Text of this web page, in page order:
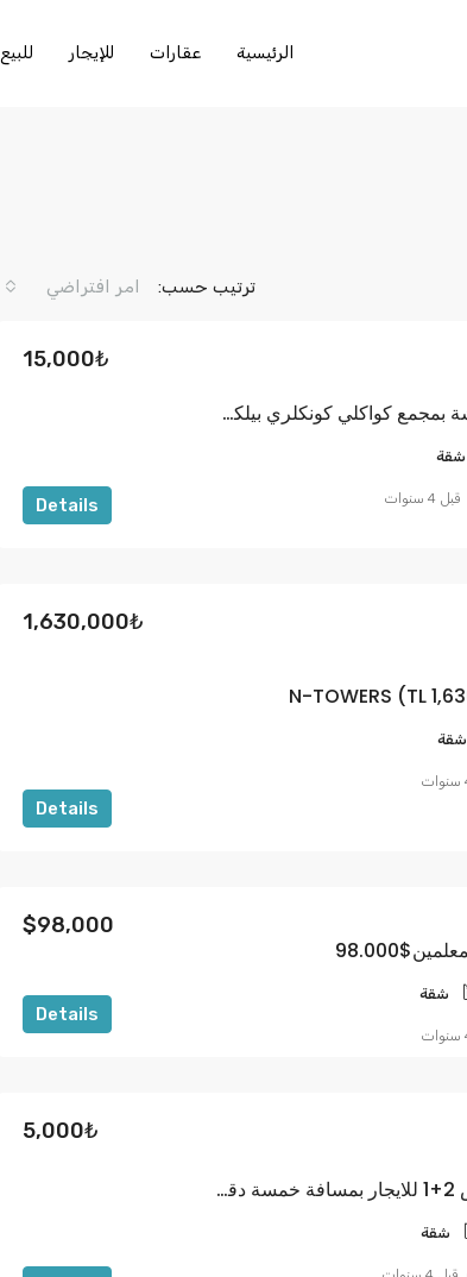
الرئيسية عقارات للإيجار للبيع
ترتيب حسب: امر افتراضي
شقه للايجار3+1 مفروشة بمجمع كواكلي كونكلري بيلكدوزو
15,000₺
شقة
Details قبل 4 سنوات
1,630,000₺
شقة
Details
$98,000
شقة
Details
شقة مفروشة ريزيدانس 2+1 للايجار بمسافة خمسة دقايق عن ساحة الميدان TL 5.000
5,000₺
شقة